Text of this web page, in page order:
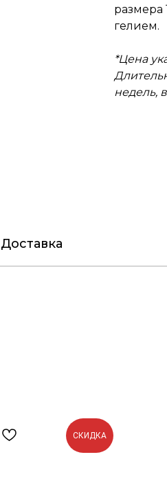
гелием.
*Цена
недель,
Доставка
СКИДКА